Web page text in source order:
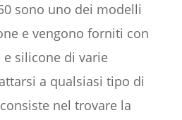
sono uno dei modelli
e vengono forniti con
silicone di varie
a qualsiasi tipo di
nel trovare la